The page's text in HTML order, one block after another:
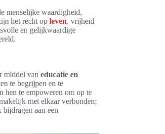
menselijke waardigheid,
het recht op leven, vrijheid
en gelijkwaardige
middel van educatie en
te begrijpen en te
hen te empoweren om op te
met elkaar verbonden;
aan een